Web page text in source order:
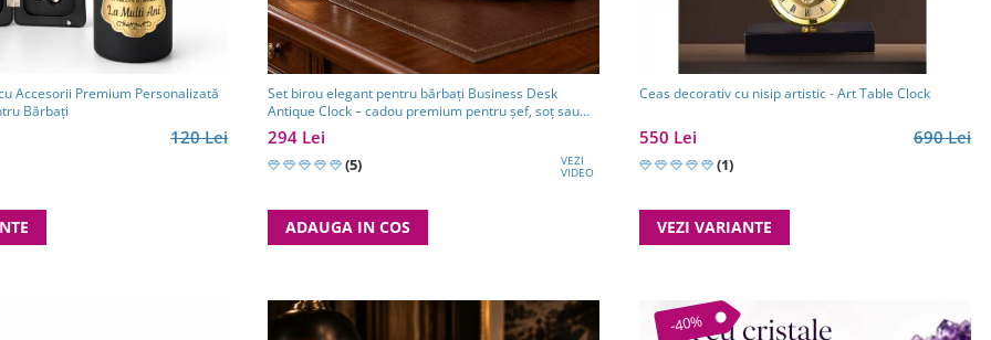
Accesorii Premium Personalizată
Bărbați
120 Lei
Set birou elegant pentru bărbați Business Desk
Antique Clock – cadou premium pentru șef, soț sau
partener de afaceri
294 Lei
(5) VEZI
VIDEO
ADAUGA IN COS
Ceas decorativ cu nisip artistic - Art Table Clock
690 Lei
550 Lei
(1)
VEZI VARIANTE
-40%